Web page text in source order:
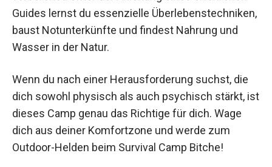
das dich bestens auf das Überleben in der
Wildnis vorbereitet. Unter der Anleitung eines
erfahrenen Guides lernst du essenzielle
findest Nahrung und Wasser in der Natur.
Wenn du nach einer Herausforderung suchst, die
dich sowohl physisch als auch psychisch stärkt,
ist dieses Camp genau das Richtige für dich.